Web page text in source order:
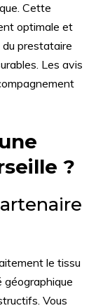
Cette
optimale et
prestataire
Les avis
?
le tissu
géographique
Vous